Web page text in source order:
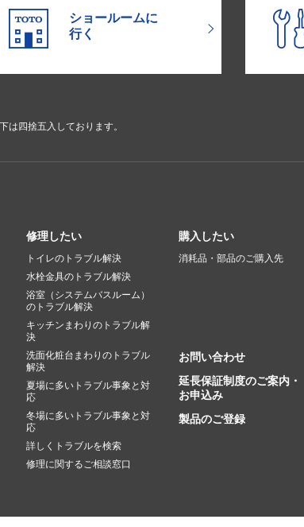
ショールームに
行く
四捨五入しております。
修理したい
トイレのトラブル解決
水栓金具のトラブル解決
浴室（システムバスルーム）
のトラブル解決
キッチンまわりのトラブル解
決
洗面化粧台まわりのトラブル
解決
夏場に多いトラブル事象と対
応
冬場に多いトラブル事象と対
応
詳しくトラブルを検索
修理に関するご相談窓口
購入したい
消耗品・部品のご購入先
お問い合わせ
延長保証制度のご案内・
お申込み
製品のご登録